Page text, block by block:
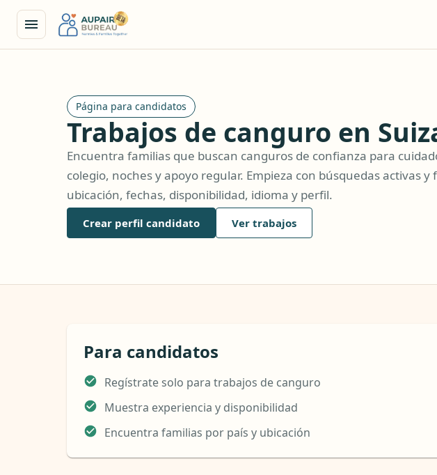
Página para candidatos
Trabajos de canguro en
Encuentra familias que buscan canguros de confianza para
colegio, noches y apoyo regular. Empieza con búsquedas activas y
ubicación, fechas, disponibilidad, idioma y perfil.
Crear perfil candidato Ver trabajos
Para candidatos
Regístrate solo para trabajos de canguro
Muestra experiencia y disponibilidad
Encuentra familias por país y ubicación